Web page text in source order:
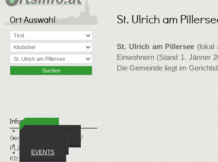
WIRTSCHAFT
EVENTS
Ort Auswahl
Infos
Gemeindekennziffer: 70417
PLZ: 6393
Kfz: KB
St. Ulrich am
St. Ulrich am Pillersee (lokal
Einwohnern (Stand 1. Jänner
Die Gemeinde liegt im